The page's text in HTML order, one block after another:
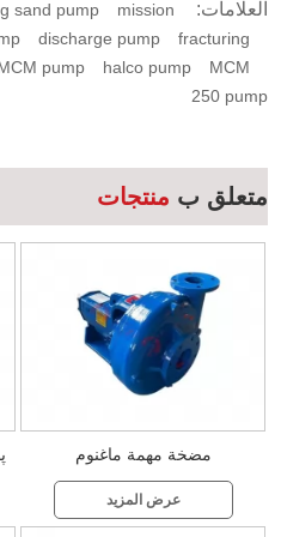
العلامات: sand pump
mission
discharge pump
fracturing
pump halco pump
MCM
250 pump
متعلق ب منتجات
مضخة مهمة ماغنوم
عرض المزيد